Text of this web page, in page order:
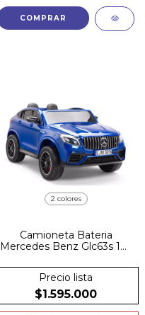
2 colores
Camioneta Bateria
Mercedes Benz Glc63s 12v
Precio lista
$1.595.000